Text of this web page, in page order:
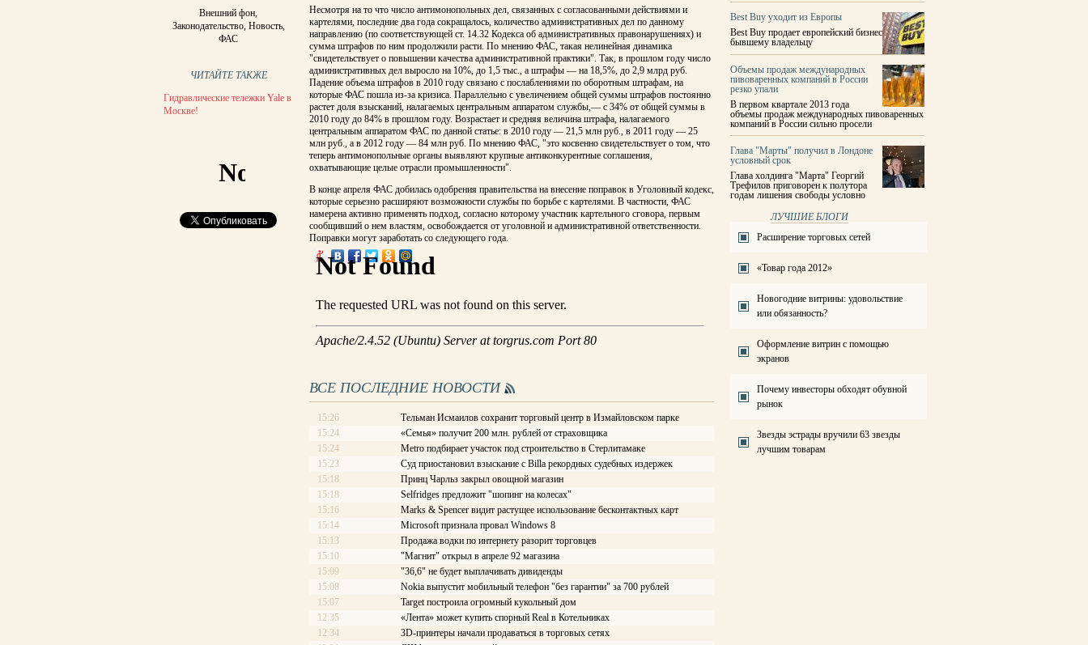
Внешний фон,
Законодательство, Новость,
ФАС
ЧИТАЙТЕ ТАКЖЕ
Гидравлические тележки Yale в
Москве!
Несмотря на то что число антимонопольных дел, связанных с согласованными действиями и
картелями, последние два года сокращалось, количество административных дел по данному
направлению (по соответствующей ст. 14.32 Кодекса об административных правонарушениях) и
сумма штрафов по ним продолжили расти. По мнению ФАС, такая нелинейная динамика
"свидетельствует о повышении качества административной практики". Так, в прошлом году число
административных дел выросло на 10%, до 1,5 тыс., а штрафы — на 18,5%, до 2,9 млрд руб.
Падение объема штрафов в 2010 году связано с послаблениями по оборотным штрафам, на
которые ФАС пошла из-за кризиса. Параллельно с увеличением общей суммы штрафов постоянно
растет доля взысканий, налагаемых центральным аппаратом службы,— с 34% от общей суммы в
2010 году до 84% в прошлом году. Возрастает и средняя величина штрафа, налагаемого
центральным аппаратом ФАС по данной статье: в 2010 году — 21,5 млн руб., в 2011 году — 25
млн руб., а в 2012 году — 84 млн руб. По мнению ФАС, "это косвенно свидетельствует о том, что
теперь антимонопольные органы выявляют крупные антиконкурентные соглашения,
охватывающие целые отрасли промышленности".
В конце апреля ФАС добилась одобрения правительства на внесение поправок в Уголовный кодекс,
которые серьезно расширяют возможности службы по борьбе с картелями. В частности, ФАС
намерена активно применять подход, согласно которому участник картельного сговора, первым
сообщивший о нем властям, освобождается от уголовной и административной ответственности.
Поправки могут заработать со следующего года.
ВСЕ ПОСЛЕДНИЕ НОВОСТИ
15:26
Тельман Исмаилов сохранит торговый центр в Измайловском парке
15:24
«Семья» получит 200 млн. рублей от страховщика
15:24
Metro подбирает участок под строительство в Стерлитамаке
15:23
Суд приостановил взыскание с Billa рекордных судебных издержек
15:18
Принц Чарльз закрыл овощной магазин
15:18
Selfridges предложит "шопинг на колесах"
15:16
Marks & Spencer видит растущее использование бесконтактных карт
15:14
Microsoft признала провал Windows 8
15:13
Продажа водки по интернету разорит торговцев
15:10
"Магнит" открыл в апреле 92 магазина
15:09
"36,6" не будет выплачивать дивиденды
15:08
Nokia выпустит мобильный телефон "без гарантии" за 700 рублей
15:07
Target построила огромный кукольный дом
12:35
«Лента» может купить спорный Real в Котельниках
12:34
3D-принтеры начали продаваться в торговых сетях
Best Buy уходит из Европы
Best Buy продает европейский бизнес
бывшему владельцу
Объемы продаж международных
пивоваренных компаний в России
резко упали
В первом квартале 2013 года
объемы продаж международных пивоваренных
компаний в России сильно просели
Глава "Марты" получил в Лондоне
условный срок
Глава холдинга "Марта" Георгий
Трефилов приговорен к полутора
годам лишения свободы условно
ЛУЧШИЕ БЛОГИ
Расширение торговых сетей
«Товар года 2012»
Новогодние витрины: удовольствие
или обязанность?
Оформление витрин с помощью
экранов
Почему инвесторы обходят обувной
рынок
Звезды эстрады вручили 63 звезды
лучшим товарам